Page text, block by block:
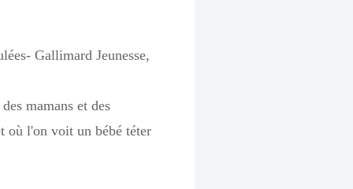
Gallimard Jeunesse,
mamans et des
où l'on voit un bébé téter